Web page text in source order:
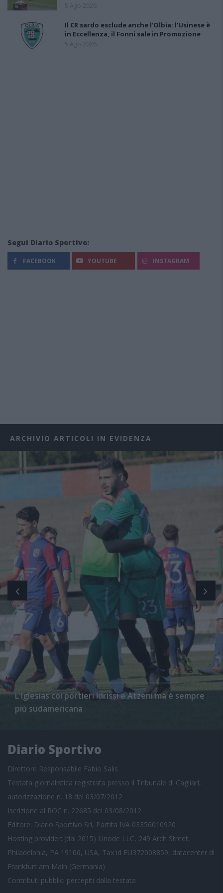
5 Ago 2026
Il CR sardo esclude anche l'Olbia: l'Usinese è
in Eccellenza, il Fonni sale in Promozione
5 Ago 2026
Segui Diario Sportivo:
FACEBOOK YOUTUBE INSTAGRAM
ARCHIVIO ARTICOLI IN EVIDENZA
L'Iglesias coi portieri Idrissi e Atzeni ma è sempre
più sudamericana
Diario Sportivo
Direttore Responsabile Fabio Salis
Testata giornalistica registrata presso il Tribunale di Cagliari,
autorizzazione n. 18 del 03/07/2012
Iscrizione al ROC n. 22685 del 03/08/2012
Editore: Diario Sportivo Srl, Partita IVA 03356010920
Hosting provider: (dal 2015) Linode LLC, 249 Arch Street,
Philadelphia, PA 19106, USA, Tax id EU372008859, datacenter di
Frankfurt am Main (Germania)
Contributi pubblici percepiti dalla testata